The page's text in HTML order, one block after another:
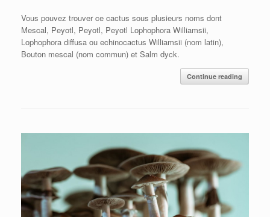
Vous pouvez trouver ce cactus sous plusieurs noms dont
Mescal, Peyotl, Peyotl, Peyotl Lophophora Williamsii,
Lophophora diffusa ou echinocactus Williamsii (nom latin),
Bouton mescal (nom commun) et Salm dyck.
Continue reading